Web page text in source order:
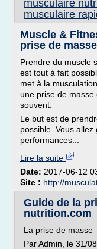
musculaire
musculaire
Muscle &
prise de masse
Prendre du muscle
est tout à fait
met à la
une prise de
souvent.
Le but est de
possible. Vous
performances...
Lire la suite
Date: 2017-06-12
Site : http://
Guide de la
nutrition.com
La prise de masse
Par Admin, le 31/